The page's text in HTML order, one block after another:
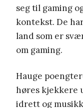
seg til gaming
kontekst. De
land som er
om gaming.
Hauge
høres kjekkere
idrett og